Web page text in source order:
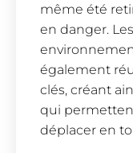
même été
en danger.
également
clés, créant
qui
déplacer en